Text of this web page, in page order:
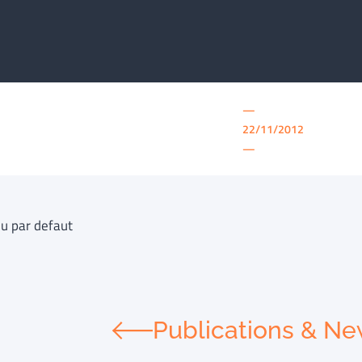
—
22/11/2012
—
par defaut
Publications &